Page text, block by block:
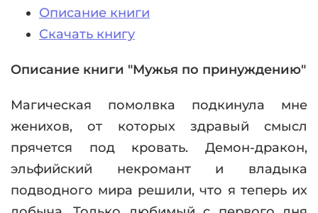
Описание книги
Скачать книгу
Описание книги "Мужья по принуждению"
Магическая помолвка подкинула мне
женихов, от которых здравый смысл
прячется под кровать. Демон-дракон,
эльфийский некромант и владыка
подводного мира решили, что я теперь их